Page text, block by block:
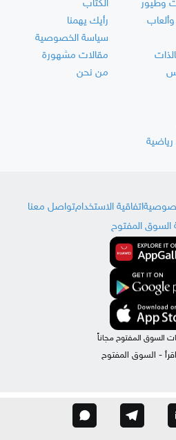
وطيور
رياضية
الكتاب
رأيك يهمنا
سياسة الخصوصية
مقالات مشهورة
من نحن
اتفاقية الاستخدامتواصل معنا
السوق المفتوح
السوق المفتوح مجاناً